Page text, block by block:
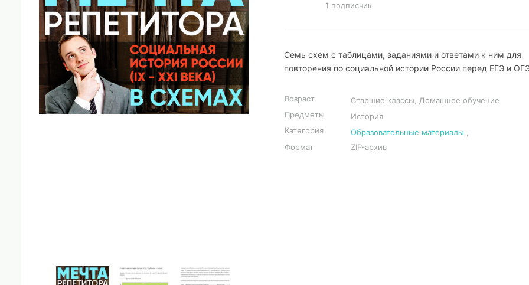
1 подписчик
Семь схем с таблицами, заданиями и ответами к ним для
повторения по социальной истории России перед ЕГЭ и
Возраст
Старшие классы, Домашнее обучение
Предметы
История
Категория
Образовательные материалы
Формат
ZIP-архив